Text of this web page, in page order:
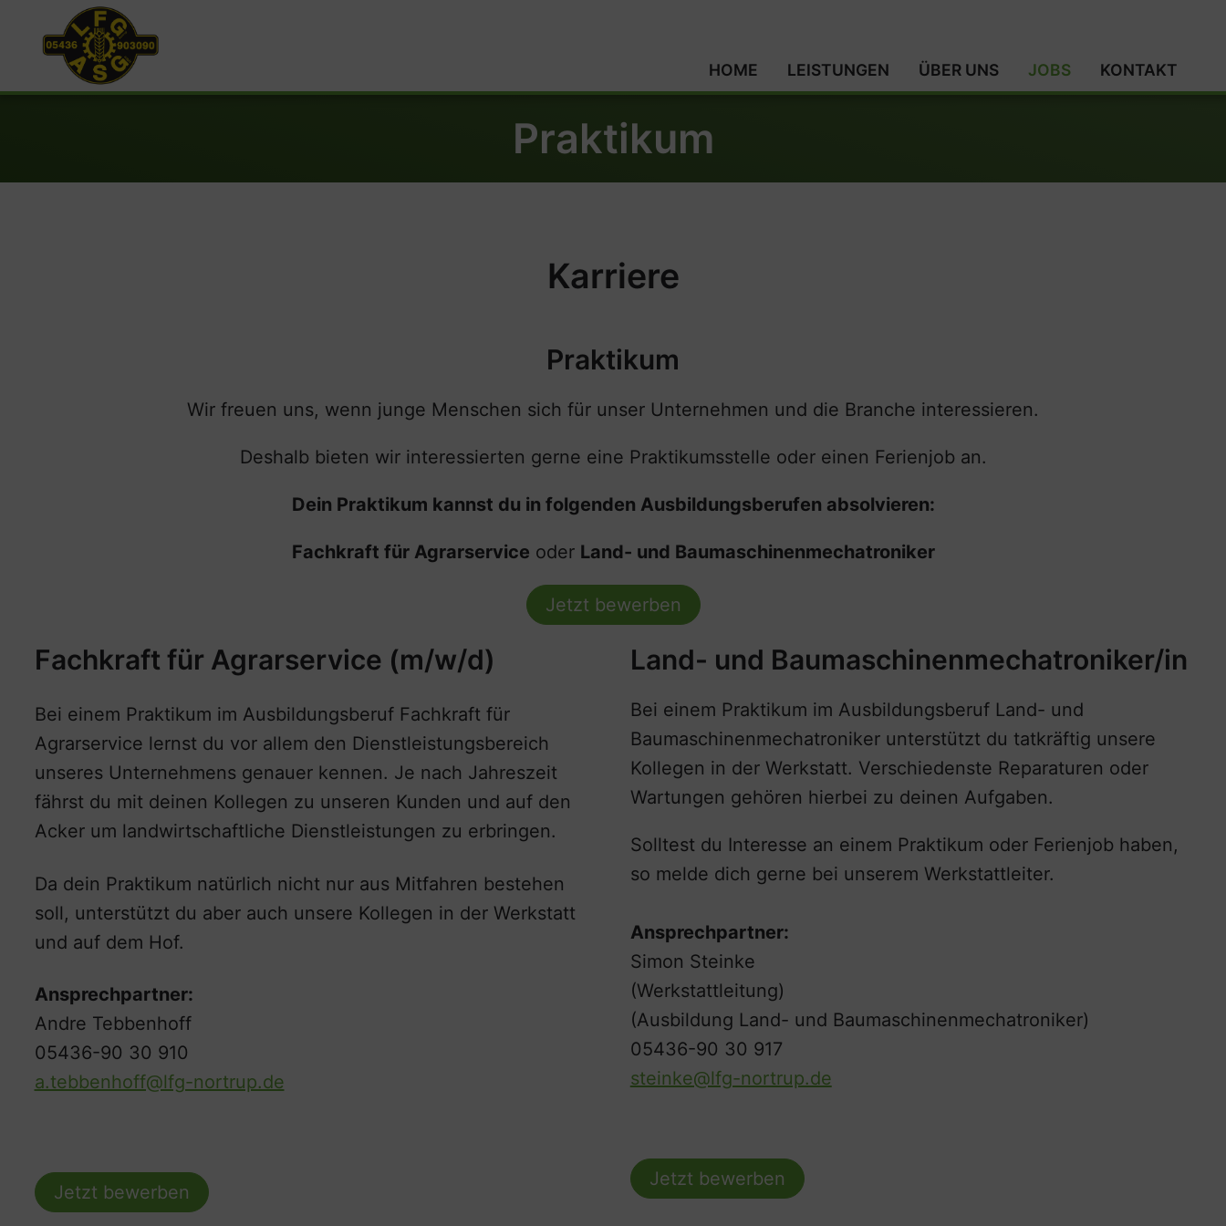
HOME LEISTUNGEN ÜBER UNS JOBS KONTAKT
Praktikum
Karriere
Praktikum
Wir freuen uns, wenn junge Menschen sich für unser Unternehmen und die Branche interessieren.
Deshalb bieten wir interessierten gerne eine Praktikumsstelle oder einen Ferienjob an.
Dein Praktikum kannst du in folgenden Ausbildungsberufen absolvieren:
Fachkraft für Agrarservice oder Land- und Baumaschinenmechatroniker
Jetzt bewerben
Fachkraft für Agrarservice (m/w/d)
Bei einem Praktikum im Ausbildungsberuf Fachkraft für
Agrarservice lernst du vor allem den Dienstleistungsbereich
unseres Unternehmens genauer kennen. Je nach Jahreszeit
fährst du mit deinen Kollegen zu unseren Kunden und auf den
Acker um landwirtschaftliche Dienstleistungen zu erbringen.
Da dein Praktikum natürlich nicht nur aus Mitfahren bestehen
soll, unterstützt du aber auch unsere Kollegen in der Werkstatt
und auf dem Hof.
Ansprechpartner:
Andre Tebbenhoff
05436-90 30 910
a.tebbenhoff@lfg-nortrup.de
Jetzt bewerben
Land- und Baumaschinenmechatroniker/in
Bei einem Praktikum im Ausbildungsberuf Land- und
Baumaschinenmechatroniker unterstützt du tatkräftig unsere
Kollegen in der Werkstatt. Verschiedenste Reparaturen oder
Wartungen gehören hierbei zu deinen Aufgaben.
Solltest du Interesse an einem Praktikum oder Ferienjob haben,
so melde dich gerne bei unserem Werkstattleiter.
Ansprechpartner:
Simon Steinke
(Werkstattleitung)
(Ausbildung Land- und Baumaschinenmechatroniker)
05436-90 30 917
steinke@lfg-nortrup.de
Jetzt bewerben